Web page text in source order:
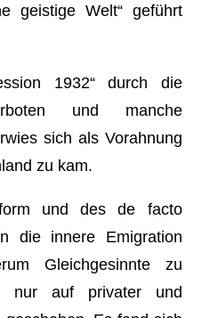
geistige Welt“ geführt
1932“ durch die
und manche
sich als Vorahnung
zu kam.
und des de facto
die innere Emigration
Gleichgesinnte zu
nur auf privater und